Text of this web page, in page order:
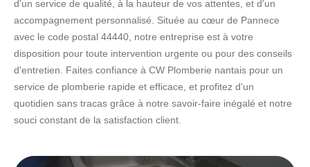
d'un service de qualité, à la hauteur de vos attentes, et d'un
accompagnement personnalisé. Située au cœur de Pannece
avec le code postal 44440, notre entreprise est à votre
disposition pour toute intervention urgente ou pour des conseils
d'entretien. Faites confiance à CW Plomberie nantais pour un
service de plomberie rapide et efficace, et profitez d'un
quotidien sans tracas grâce à notre savoir-faire inégalé et notre
souci constant de la satisfaction client.